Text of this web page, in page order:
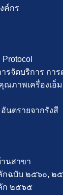
ค์กร
จัดบริการ การ
ภาพเครื่องเอ็ม
นตรายจากรังสี
นสาขา
กฉบับ ๒๕๖๐, ๒
ก ๒๕๖๕